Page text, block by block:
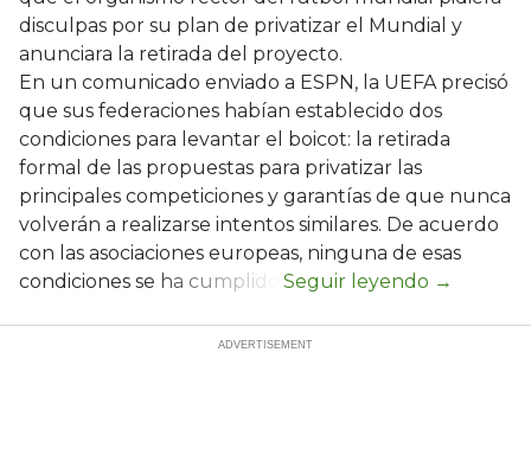
disculpas por su plan de privatizar el Mundial y
anunciara la retirada del proyecto.
En un comunicado enviado a ESPN, la UEFA precisó
que sus federaciones habían establecido dos
condiciones para levantar el boicot: la retirada
formal de las propuestas para privatizar las
principales competiciones y garantías de que nunca
volverán a realizarse intentos similares. De acuerdo
con las asociaciones europeas, ninguna de esas
condiciones se ha cumplido.